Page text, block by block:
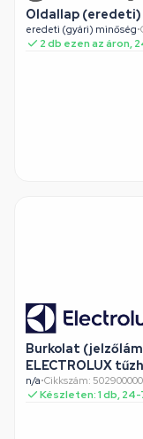
Oldallap (eredeti)
eredeti (gyári) minőség•
2 db ezen az áron,
Burkolat
ELECTROLUX
n/a•Cikkszám:
Készleten: 1 db,